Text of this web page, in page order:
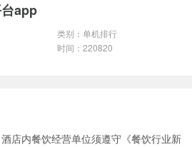
app
类别：单机排行
时间：220820
餐饮经营单位须遵守《餐饮行业新